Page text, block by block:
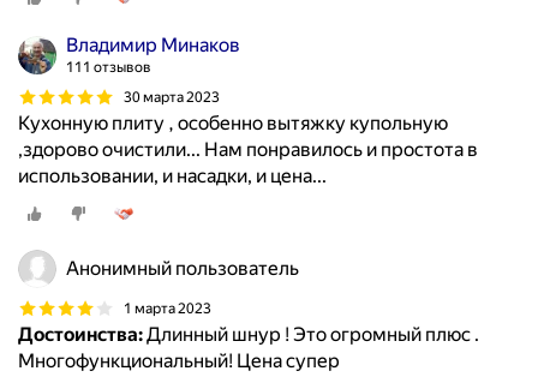
Владимир Минаков
111 отзывов
30 марта 2023
Кухонную плиту , особенно вытяжку купольную
,здорово очистили... Нам понравилось и простота в
использовании, и насадки, и цена...
Анонимный пользователь
1 марта 2023
Достоинства:Длинный шнур ! Это огромный плюс .
Многофункциональный! Цена супер